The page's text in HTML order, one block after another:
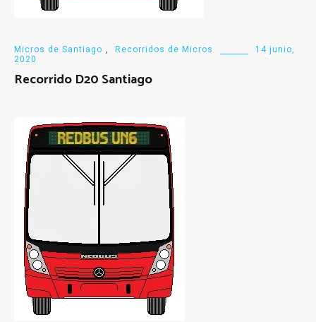
Micros de Santiago Recorridos de Micros
14 junio,
2020
Recorrido D20 Santiago